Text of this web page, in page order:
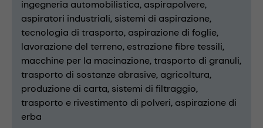
ingegneria automobilistica aspirapolvere
aspiratori industriali sistemi di aspirazione
tecnologia di trasporto aspirazione di foglie
lavorazione del terreno estrazione fibre tessili
macchine per la macinazione trasporto di granuli
trasporto di sostanze abrasive agricoltura
produzione di carta sistemi di filtraggio
trasporto e rivestimento di polveri aspirazione di
erba